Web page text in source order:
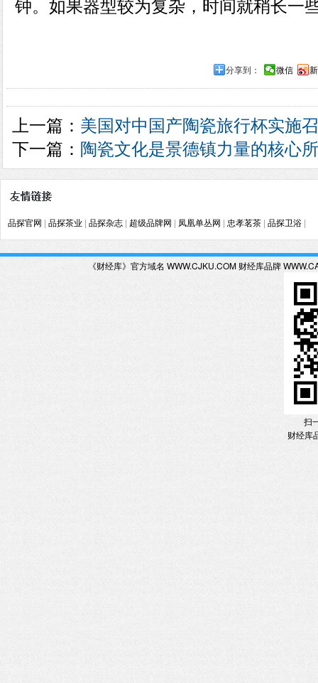
分享到： 微信
上一篇： 美国对中国产陶瓷旅行杯实施
下一篇： 陶瓷文化是景德镇力量的核心
品探官网 品探茶业 品探杂志 超级品牌网 凤凰单丛网 忠孝茗茶 品探卫浴
《财经库》官方域名 WWW.CJKU.COM 财经库品牌
扫
财经库